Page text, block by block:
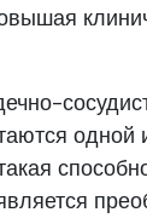
одной